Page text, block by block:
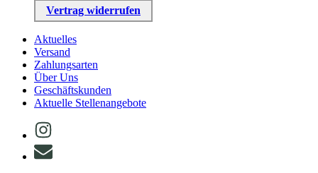
Vertrag widerrufen
Aktuelles
Versand
Zahlungsarten
Über Uns
Geschäftskunden
Aktuelle Stellenangebote